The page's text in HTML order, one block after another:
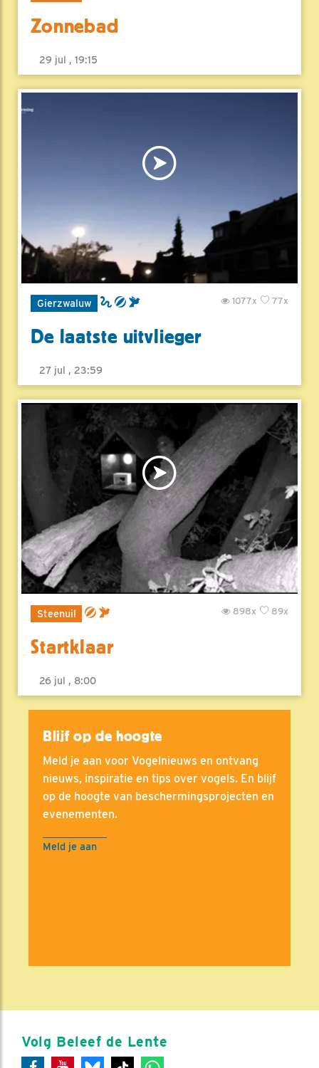
Zonnebad
29 jul , 19:15
Gierzwaluw 77x
1077x
De laatste uitvlieger
27 jul , 23:59
Steenuil 89x
898x
Startklaar
26 jul , 8:00
Blijf op de hoogte
Meld je aan voor Vogelnieuws en ontvang
nieuws, inspiratie en tips over vogels. En blijf
op de hoogte van beschermingsprojecten en
evenementen.
Meld je aan
Volg Beleef de Lente